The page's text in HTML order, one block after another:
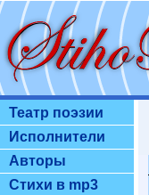
Театр поэзии
Исполнители
Авторы
Стихи в mp3